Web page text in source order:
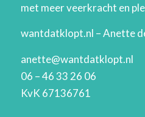
met meer veerkracht en
wantdatklopt.nl – Anette
anette@wantdatklopt.nl
06 – 46 33 26 06
KvK 67136761